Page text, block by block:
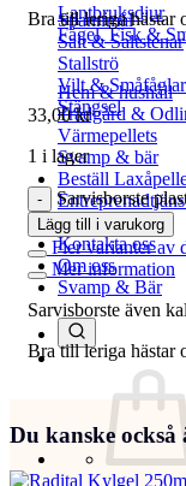
Lantbruksdjur
Fågel, Fisk &
Spannmål
Salt & Saltstenar
Stallströ
Vilt & Småfåglar
Stängsel
Hem & hushåll
Trädgård &
Värmepellets
Svamp & bär
Beställ
Hyr lokal i Kil
Kontakta oss
Om oss
Svamp & Bär
Bra till leriga hästar
33,00kr
1 i lager
Sarvisborste
Lägg till i varukorg
Fler varianter av
Mer information
Sarvisborste även
Bra till leriga hästar
Du kanske också